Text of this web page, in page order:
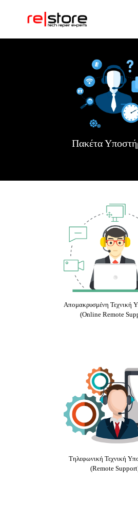
Πακέτα
Απομακρυσμένη Τεχνική
(Online Remote
Τηλεφωνική Τεχνική
(Remote